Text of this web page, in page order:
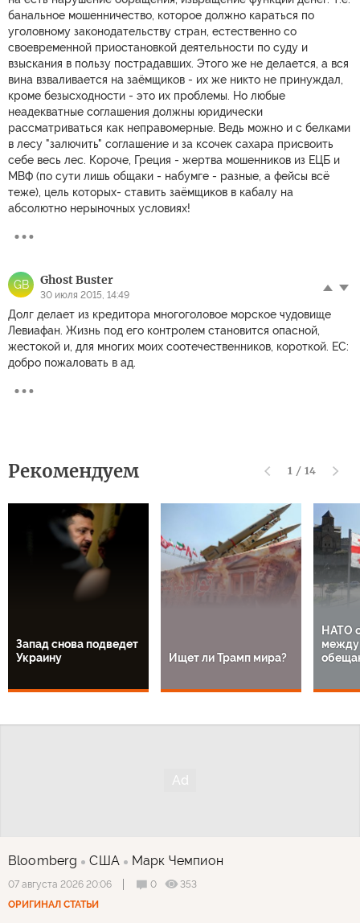
банальное мошенничество, которое должно караться по
уголовному законодательству стран, естественно со
своевременной приостановкой деятельности по суду и
взыскания в пользу пострадавших. Этого же не делается, а вся
вина взваливается на заёмщиков - их же никто не принуждал,
кроме безысходности - это их проблемы. Но любые
неадекватные соглашения должны юридически
рассматриваться как неправомерные. Ведь можно и с белками
в лесу "залючить" соглашение и за ксочек сахара присвоить
себе весь лес. Короче, Греция - жертва мошенников из ЕЦБ и
МВФ (по сути лишь общаки - набумге - разные, а фейсы всё
теже), цель которых- ставить заёмщиков в кабалу на
абсолютно нерыночных условиях!
GB Ghost Buster
30 июля 2015, 14:49
Долг делает из кредитора многоголовое морское чудовище
Левиафан. Жизнь под его контролем становится опасной,
жестокой и, для многих моих соотечественников, короткой. EC:
добро пожаловать в ад.
Рекомендуем 1 / 14
Запад снова подведет
Украину
Ищет ли Трамп мира?
НАТО
между
Bloomberg США Марк Чемпион
07 августа 2026 20:06 0
353
ОРИГИНАЛ СТАТЬИ